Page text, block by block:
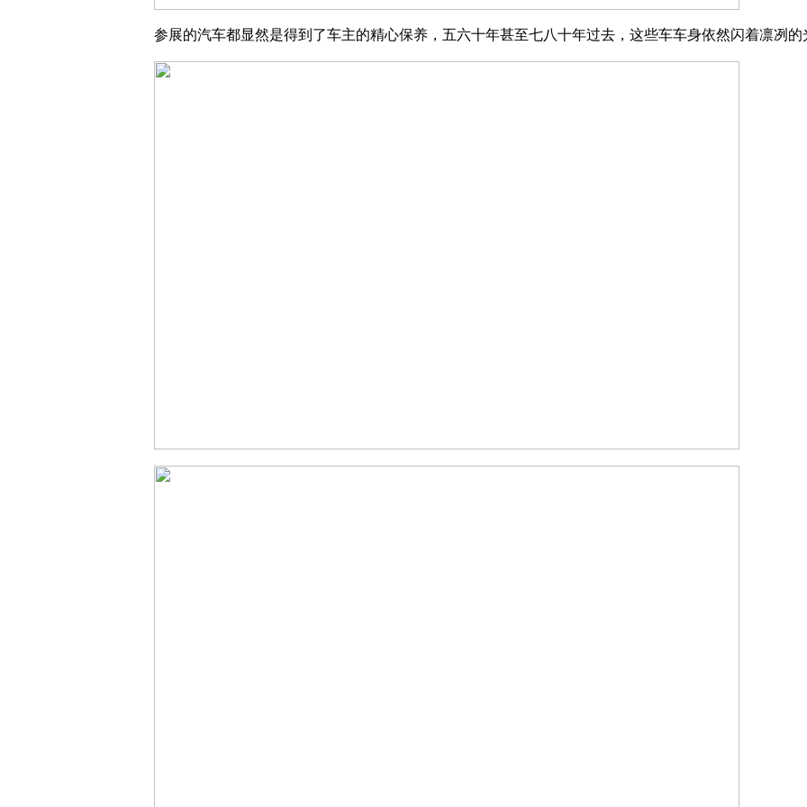
参展的汽车都显然是得到了车主的精心保养，五六十年甚至七八十年过去，这些车车身依然闪着凛冽的